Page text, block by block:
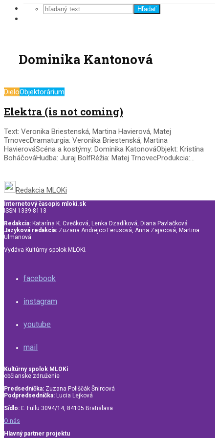
Hľadať
Dominika Kantonová
DieloObjektorárium
Elektra (is not coming)
Text: Veronika Briestenská, Martina Havierová, Matej
TrnovecDramaturgia: Veronika Briestenská, Martina
HavierováScéna a kostýmy: Dominika KatonováObjekt: Kristína
BoháčováHudba: Juraj BolfRéžia: Matej TrnovecProdukcia:...
Redakcia MLOKi
Internetový časopis mloki.sk
ISSN 1339-8113
Redakcia: Katarína K. Cvečková, Lenka Dzadíková, Diana Pavlačková
Jazyková redakcia: Zuzana Andrejco Ferusová, Anna Zajacová, Martina
Ulmanová
Vydáva Kultúrny spolok MLOKi.
facebook
instagram
youtube
mail
Kultúrny spolok MLOKi
občianske združenie
Predsedníčka: Zuzana Poliščák Šnircová
Podpredsedníčka: Lucia Lejková
Sídlo: Ľ. Fullu 3094/14, 84105 Bratislava
O nás
Hlavný partner projektu